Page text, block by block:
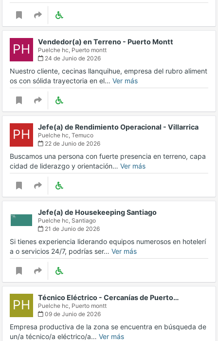
PH Vendedor(a) en Terreno - Puerto Montt
Puelche hc, Puerto montt
24 de Junio de 2026
Nuestro cliente, cecinas llanquihue, empresa del rubro aliment
os con sólida trayectoria en el… Ver más
PH Jefe(a) de Rendimiento Operacional - Villarrica
Puelche hc, Temuco
22 de Junio de 2026
Buscamos una persona con fuerte presencia en terreno, capa
cidad de liderazgo y orientación… Ver más
Jefe(a) de Housekeeping Santiago
Puelche hc, Santiago
21 de Junio de 2026
Si tienes experiencia liderando equipos numerosos en hotelerí
a o servicios 24/7, podrías ser… Ver más
PH Técnico Eléctrico - Cercanías de Puerto…
Puelche hc, Puerto montt
09 de Junio de 2026
Empresa productiva de la zona se encuentra en búsqueda de
un/a técnico/a eléctrico/a… Ver más